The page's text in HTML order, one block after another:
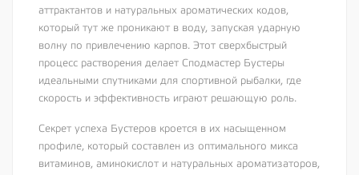
аттрактантов и натуральных ароматических кодов,
который тут же проникают в воду, запуская ударную
волну по привлечению карпов. Этот сверхбыстрый
процесс растворения делает Сподмастер Бустеры
идеальными спутниками для спортивной рыбалки, где
скорость и эффективность играют решающую роль.
Секрет успеха Бустеров кроется в их насыщенном
профиле, который составлен из оптимального микса
витаминов, аминокислот и натуральных ароматизаторов,